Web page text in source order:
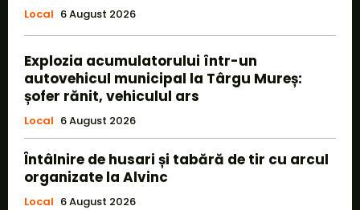
Local 6 August 2026
Explozia acumulatorului într-un
autovehicul municipal la Târgu Mureș:
șofer rănit, vehiculul ars
Local 6 August 2026
Întâlnire de husari și tabără de tir cu arcul
organizate la Alvinc
Local 6 August 2026